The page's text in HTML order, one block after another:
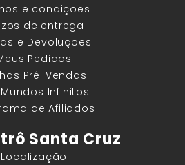
e condições
de entrega
e Devoluções
Pedidos
Pré-Vendas
Mundos Infinitos
de Afiliados
Santa Cruz
Localização